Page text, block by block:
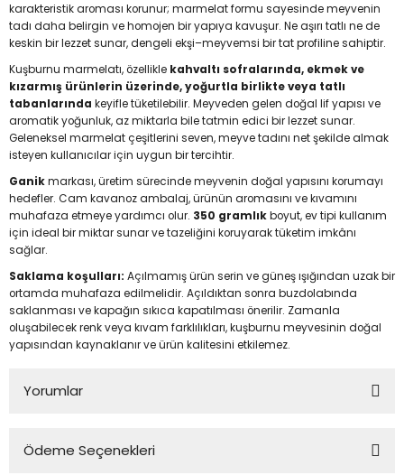
karakteristik aroması korunur; marmelat formu sayesinde meyvenin
tadı daha belirgin ve homojen bir yapıya kavuşur. Ne aşırı tatlı ne de
keskin bir lezzet sunar, dengeli ekşi–meyvemsi bir tat profiline sahiptir.
Kuşburnu marmelatı, özellikle kahvaltı sofralarında, ekmek ve
kızarmış ürünlerin üzerinde, yoğurtla birlikte veya tatlı
tabanlarında keyifle tüketilebilir. Meyveden gelen doğal lif yapısı ve
aromatik yoğunluk, az miktarla bile tatmin edici bir lezzet sunar.
Geleneksel marmelat çeşitlerini seven, meyve tadını net şekilde almak
isteyen kullanıcılar için uygun bir tercihtir.
Ganikmarkası, üretim sürecinde meyvenin doğal yapısını korumayı
hedefler. Cam kavanoz ambalaj, ürünün aromasını ve kıvamını
muhafaza etmeye yardımcı olur. 350 gramlıkboyut, ev tipi kullanım
için ideal bir miktar sunar ve tazeliğini koruyarak tüketim imkânı
sağlar.
Saklama koşulları: Açılmamış ürün serin ve güneş ışığından uzak bir
ortamda muhafaza edilmelidir. Açıldıktan sonra buzdolabında
saklanması ve kapağın sıkıca kapatılması önerilir. Zamanla
oluşabilecek renk veya kıvam farklılıkları, kuşburnu meyvesinin doğal
yapısından kaynaklanır ve ürün kalitesini etkilemez.
Yorumlar
Ödeme Seçenekleri